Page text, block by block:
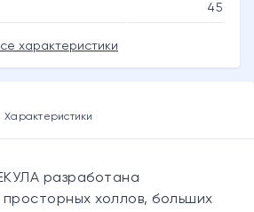
45
характеристики
Характеристики
разработана
холлов, больших